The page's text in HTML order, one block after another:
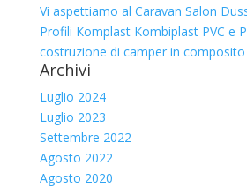
Vi aspettiamo al Caravan Salon
Profili Komplast Kombiplast PVC e
costruzione di camper in composito
Archivi
Luglio 2024
Luglio 2023
Settembre 2022
Agosto 2022
Agosto 2020